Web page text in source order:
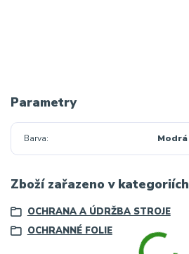
Parametry
Barva Modrá
Zboží zařazeno v kategoriích
OCHRANA A ÚDRŽBA STROJE
OCHRANNÉ FOLIE